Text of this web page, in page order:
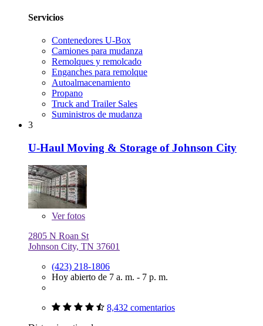
Servicios
Contenedores U-Box
Camiones para mudanza
Remolques y remolcado
Enganches para remolque
Autoalmacenamiento
Propano
Truck and Trailer Sales
Suministros de mudanza
3
U-Haul Moving & Storage of Johnson City
Verfotos
2805 N Roan St
Johnson City, TN 37601
(423) 218-1806
Hoy abierto de 7 a. m. - 7 p. m.
8,432 comentarios